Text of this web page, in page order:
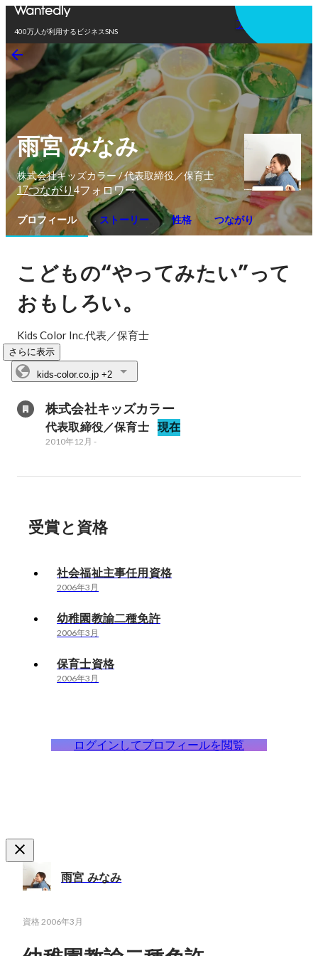
400万人が利用するビジネスSNS
アプリを使う
雨宮 みなみ
株式会社キッズカラー / 代表取締役／保育士
17つながり 4フォロワー
プロフィール ストーリー 性格 つながり
こどもの“やってみたい”って
おもしろい。
Kids Color Inc.代表／保育士
さらに表示
kids-color.co.jp +2
株式会社キッズカラー
代表取締役／保育士 現在
2010年12月 -
受賞と資格
社会福祉主事任用資格
2006年3月
幼稚園教諭二種免許
2006年3月
保育士資格
2006年3月
ログインしてプロフィールを閲覧
雨宮 みなみ
資格 2006年3月